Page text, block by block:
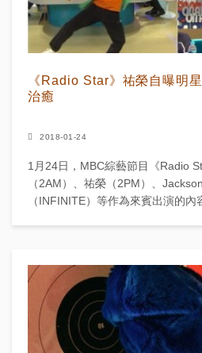
《Radio Star》祐榮自曝明
治癒
2018-01-24
1月24日，MBC綜藝節目《Radio
（2AM）、祐榮（2PM）、
（INFINITE）等作為來賓出演的內容。 在「藝能寶符